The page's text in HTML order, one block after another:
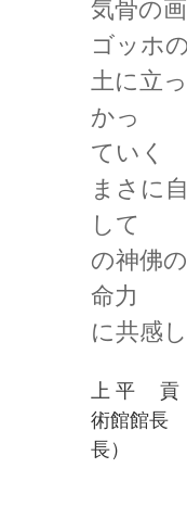
気骨の
ゴッホ
土に立
かっ
ていく
まさに
して
の神佛
命力
に共感
上 平 貢
術館館長
長）